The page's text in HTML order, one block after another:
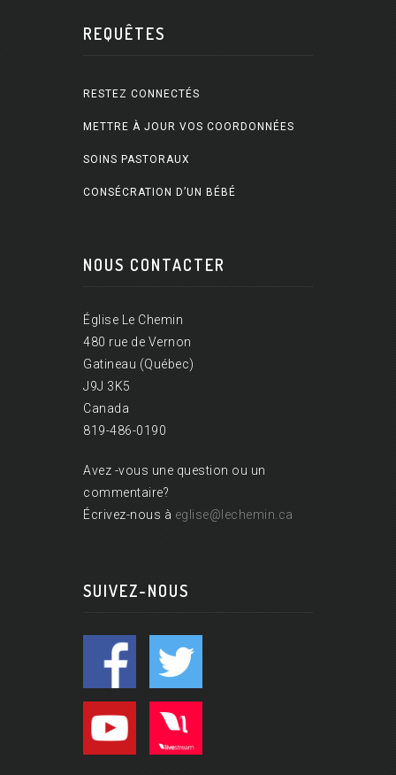
REQUÊTES
RESTEZ CONNECTÉS
METTRE À JOUR VOS COORDONNÉES
SOINS PASTORAUX
CONSÉCRATION D’UN BÉBÉ
NOUS CONTACTER
Église Le Chemin
480 rue de Vernon
Gatineau (Québec)
J9J 3K5
Canada
819-486-0190
Avez -vous une question ou un
commentaire?
Écrivez-nous à eglise@lechemin.ca
SUIVEZ-NOUS